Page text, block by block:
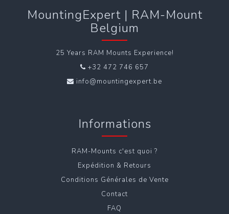
MountingExpert | RAM-Mount
Belgium
25 Years RAM Mounts Experience!
+32 472 746 657
info@mountingexpert.be
Informations
RAM-Mounts c'est quoi ?
Expédition & Retours
Conditions Générales de Vente
Contact
FAQ